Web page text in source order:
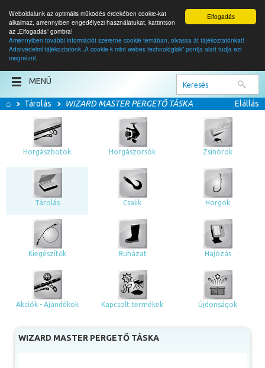
Elfogadás
Weboldalunk az optimális működés érdekében cookie-kat
alkalmaz, amennyiben engedélyezi használatukat, kattintson
az „Elfogadás” gombra!
Amennyiben további információt szeretne cookie témában, olvassa át tájékoztatónkat!
Adatvédelmi tájékoztatónk „A cookie-k mint webes technológiák” pontja alatt tudja ezt
megnézni.
0termék
MENÜ
Elállás
⌂ Tárolás WIZARD MASTER PERGETŐ TÁSKA
Horgászbotok Horgászorsók Zsinórok
Tárolás Csalik Horgok
Kiegészítők Ruházat Hajózás
Akciók - Ajándékok Kapcsolt termékek Újdonságok
WIZARD MASTER PERGETŐ TÁSKA